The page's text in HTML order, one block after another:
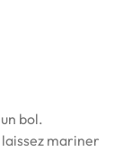
bol.
mariner